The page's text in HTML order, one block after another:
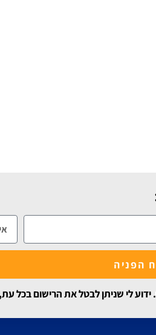
לי שניתן לבטל את הרישום בכל
הפניה